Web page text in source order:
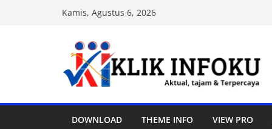
Kamis, Agustus 6, 2026
DOWNLOAD THEME INFO VIEW PRO